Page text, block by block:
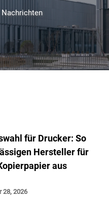
Nachrichten
für Drucker: So
Hersteller für
aus
28, 2026